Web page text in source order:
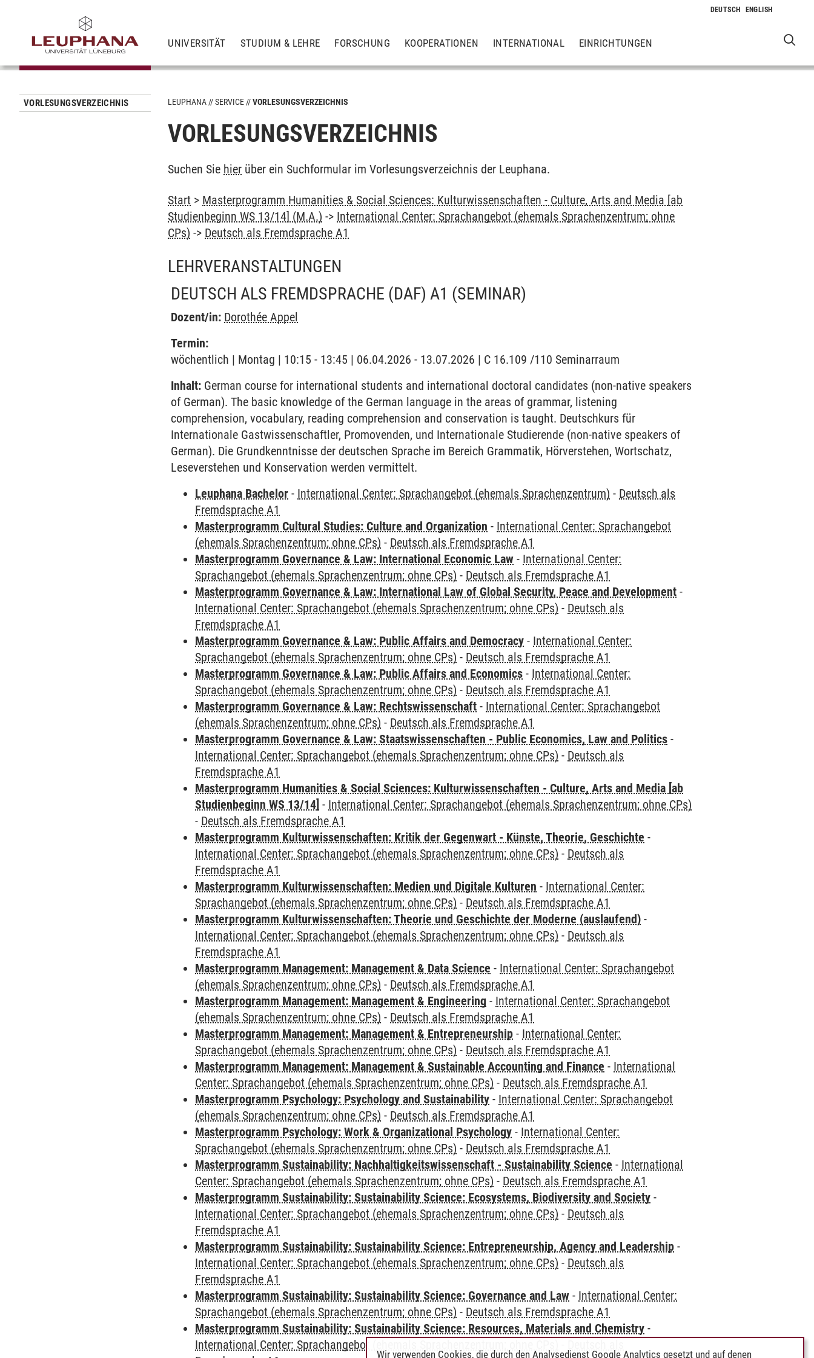
UNIVERSITÄT STUDIUM & LEHRE FORSCHUNG KOOPERATIONEN INTERNATIONAL EINRICHTUNGEN
VORLESUNGSVERZEICHNIS LEUPHANA SERVICE VORLESUNGSVERZEICHNIS
VORLESUNGSVERZEICHNIS
Suchen Sie hier über ein Suchformular im Vorlesungsverzeichnis der Leuphana.
Start > Masterprogramm Humanities & Social Sciences: Kulturwissenschaften - Culture, Arts and Media [ab
Studienbeginn WS 13/14] (M.A.) -> International Center: Sprachangebot (ehemals Sprachenzentrum; ohne
CPs) -> Deutsch als Fremdsprache A1
LEHRVERANSTALTUNGEN
DEUTSCH ALS FREMDSPRACHE (DAF) A1 (SEMINAR)
Dozent/in: Dorothée Appel
Termin:
wöchentlich | Montag | 10:15 - 13:45 | 06.04.2026 - 13.07.2026 | C 16.109 /110 Seminarraum
Inhalt: German course for international students and international doctoral candidates (non-native speakers
of German). The basic knowledge of the German language in the areas of grammar, listening
comprehension, vocabulary, reading comprehension and conservation is taught. Deutschkurs für
Internationale Gastwissenschaftler, Promovenden, und Internationale Studierende (non-native speakers of
German). Die Grundkenntnisse der deutschen Sprache im Bereich Grammatik, Hörverstehen, Wortschatz,
Leseverstehen und Konservation werden vermittelt.
Leuphana Bachelor - International Center: Sprachangebot (ehemals Sprachenzentrum) - Deutsch als
Fremdsprache A1
Masterprogramm Cultural Studies: Culture and Organization - International Center: Sprachangebot
(ehemals Sprachenzentrum; ohne CPs) - Deutsch als Fremdsprache A1
Masterprogramm Governance & Law: International Economic Law - International Center:
Sprachangebot (ehemals Sprachenzentrum; ohne CPs) - Deutsch als Fremdsprache A1
Masterprogramm Governance & Law: International Law of Global Security, Peace and Development -
International Center: Sprachangebot (ehemals Sprachenzentrum; ohne CPs) - Deutsch als
Fremdsprache A1
Masterprogramm Governance & Law: Public Affairs and Democracy - International Center:
Sprachangebot (ehemals Sprachenzentrum; ohne CPs) - Deutsch als Fremdsprache A1
Masterprogramm Governance & Law: Public Affairs and Economics - International Center:
Sprachangebot (ehemals Sprachenzentrum; ohne CPs) - Deutsch als Fremdsprache A1
Masterprogramm Governance & Law: Rechtswissenschaft - International Center: Sprachangebot
(ehemals Sprachenzentrum; ohne CPs) - Deutsch als Fremdsprache A1
Masterprogramm Governance & Law: Staatswissenschaften - Public Economics, Law and Politics -
International Center: Sprachangebot (ehemals Sprachenzentrum; ohne CPs) - Deutsch als
Fremdsprache A1
Masterprogramm Humanities & Social Sciences: Kulturwissenschaften - Culture, Arts and Media [ab
Studienbeginn WS 13/14] - International Center: Sprachangebot (ehemals Sprachenzentrum; ohne CPs)
- Deutsch als Fremdsprache A1
Masterprogramm Kulturwissenschaften: Kritik der Gegenwart - Künste, Theorie, Geschichte -
International Center: Sprachangebot (ehemals Sprachenzentrum; ohne CPs) - Deutsch als
Fremdsprache A1
Masterprogramm Kulturwissenschaften: Medien und Digitale Kulturen - International Center:
Sprachangebot (ehemals Sprachenzentrum; ohne CPs) - Deutsch als Fremdsprache A1
Masterprogramm Kulturwissenschaften: Theorie und Geschichte der Moderne (auslaufend) -
International Center: Sprachangebot (ehemals Sprachenzentrum; ohne CPs) - Deutsch als
Fremdsprache A1
Masterprogramm Management: Management & Data Science - International Center: Sprachangebot
(ehemals Sprachenzentrum; ohne CPs) - Deutsch als Fremdsprache A1
Masterprogramm Management: Management & Engineering - International Center: Sprachangebot
(ehemals Sprachenzentrum; ohne CPs) - Deutsch als Fremdsprache A1
Masterprogramm Management: Management & Entrepreneurship - International Center:
Sprachangebot (ehemals Sprachenzentrum; ohne CPs) - Deutsch als Fremdsprache A1
Masterprogramm Management: Management & Sustainable Accounting and Finance - International
Center: Sprachangebot (ehemals Sprachenzentrum; ohne CPs) - Deutsch als Fremdsprache A1
Masterprogramm Psychology: Psychology and Sustainability - International Center: Sprachangebot
(ehemals Sprachenzentrum; ohne CPs) - Deutsch als Fremdsprache A1
Masterprogramm Psychology: Work & Organizational Psychology - International Center:
Sprachangebot (ehemals Sprachenzentrum; ohne CPs) - Deutsch als Fremdsprache A1
Masterprogramm Sustainability: Nachhaltigkeitswissenschaft - Sustainability Science - International
Center: Sprachangebot (ehemals Sprachenzentrum; ohne CPs) - Deutsch als Fremdsprache A1
Masterprogramm Sustainability: Sustainability Science: Ecosystems, Biodiversity and Society -
International Center: Sprachangebot (ehemals Sprachenzentrum; ohne CPs) - Deutsch als
Fremdsprache A1
Masterprogramm Sustainability: Sustainability Science: Entrepreneurship, Agency and Leadership -
International Center: Sprachangebot (ehemals Sprachenzentrum; ohne CPs) - Deutsch als
Fremdsprache A1
Masterprogramm Sustainability: Sustainability Science: Governance and Law - International Center:
Sprachangebot (ehemals Sprachenzentrum; ohne CPs) - Deutsch als Fremdsprache A1
Masterprogramm Sustainability: Sustainability Science: Resources, Materials and Chemistry -
International Center: Sprachangebot (ehemals Sprachenzentrum; ohne CPs)
Wir verwenden Cookies, die durch den Analysedienst Google Analytics gesetzt und auf denen